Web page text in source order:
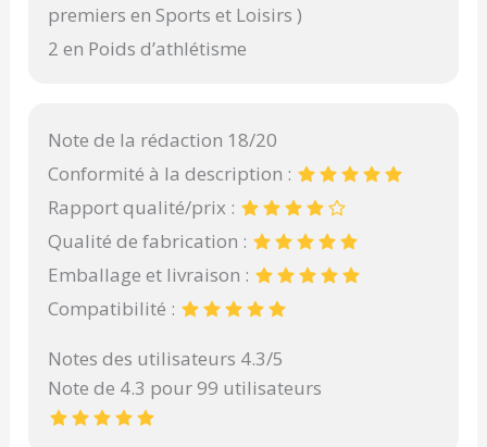
premiers en Sports et Loisirs )
2 en Poids d’athlétisme
Note de la rédaction 18/20
Conformité à la description :
Rapport qualité/prix :
Qualité de fabrication :
Emballage et livraison :
Compatibilité :
Notes des utilisateurs 4.3/5
Note de 4.3 pour 99 utilisateurs